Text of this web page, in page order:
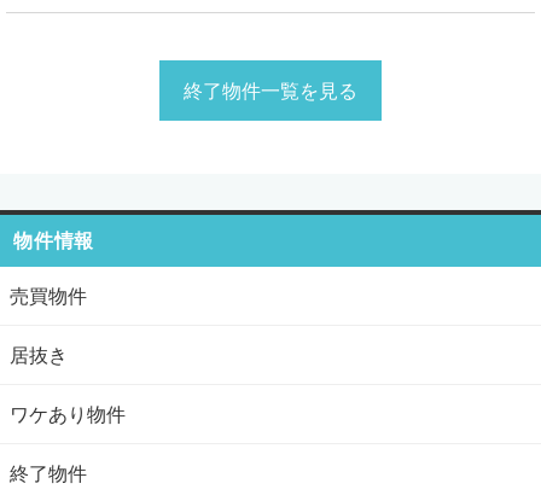
終了物件一覧を見る
物件情報
売買物件
居抜き
ワケあり物件
終了物件